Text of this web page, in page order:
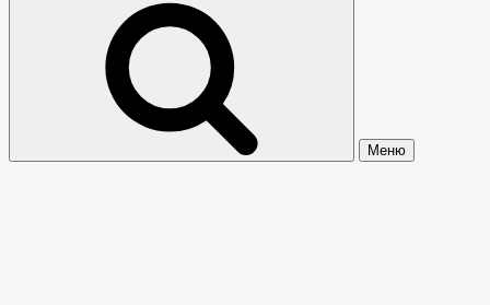
Меню